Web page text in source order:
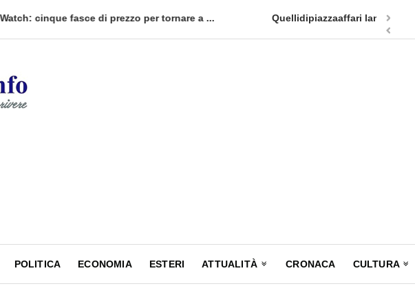
Quellidipiazzaaffari lancia un nuovo appuntamento in terra siciliana: Quellidipiazzatrinità
POLITICA ECONOMIA ESTERI ATTUALITÀ CRONACA CULTURA